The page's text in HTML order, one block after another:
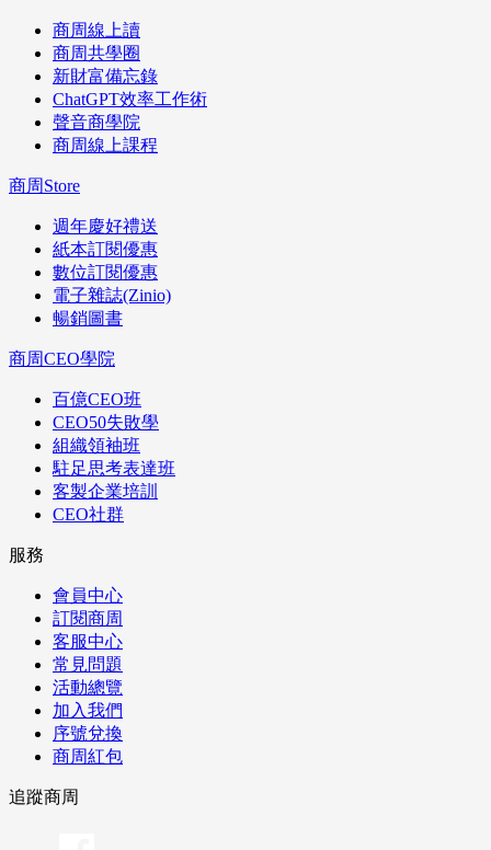
商周線上讀
商周共學圈
新財富備忘錄
ChatGPT效率工作術
聲音商學院
商周線上課程
商周Store
週年慶好禮送
紙本訂閱優惠
數位訂閱優惠
電子雜誌(Zinio)
暢銷圖書
商周CEO學院
百億CEO班
CEO50失敗學
組織領袖班
駐足思考表達班
客製企業培訓
CEO社群
服務
會員中心
訂閱商周
客服中心
常見問題
活動總覽
加入我們
序號兌換
商周紅包
追蹤商周